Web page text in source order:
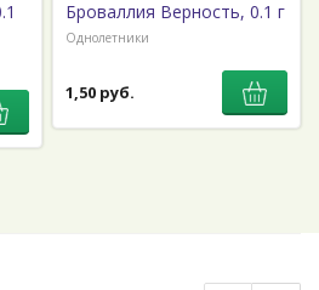
Броваллия Верность, 0.1 г
Однолетники
1,50 руб.